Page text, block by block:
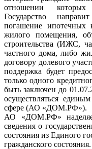
отношении
Государство
погашение ипотечных
жилого помещения,
строительства (ИЖС,
частного дома, либо
договору долевого
поддержка будет
только одного
быть заключен до
осуществляться
сфере (АО «ДОМ.РФ»).
АО «ДОМ.РФ»
сведения о
состояния из Единого
гражданского состояния.